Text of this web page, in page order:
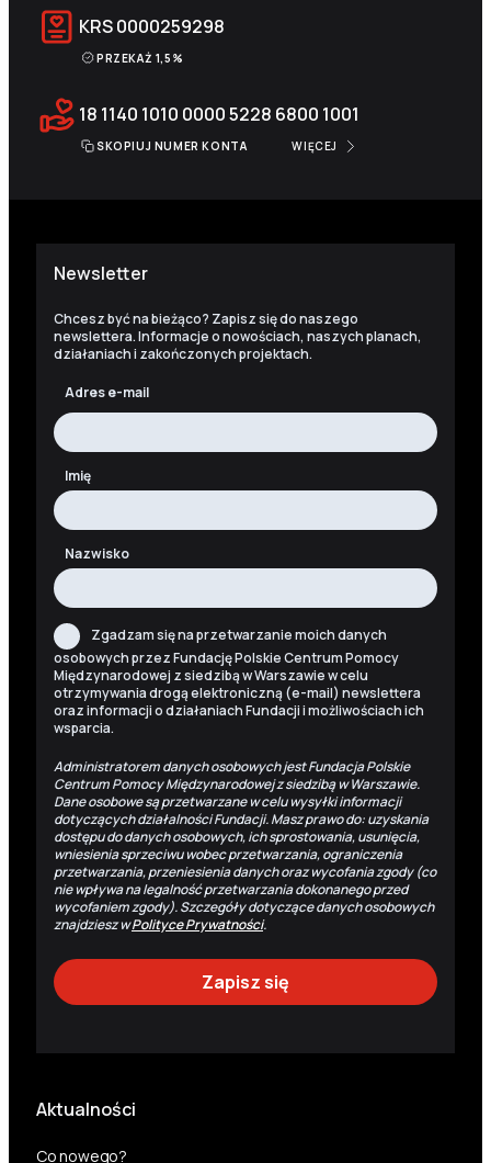
KRS0000259298
PRZEKAŻ 1,5%
18 1140 1010 0000 5228 6800 1001
SKOPIUJ NUMER KONTA WIĘCEJ
Newsletter
Chcesz być na bieżąco? Zapisz się do naszego
newslettera. Informacje o nowościach, naszych planach,
działaniach i zakończonych projektach.
Adres e-mail
Imię
Nazwisko
Zgadzam się na przetwarzanie moich danych
osobowych przez Fundację Polskie Centrum Pomocy
Międzynarodowej z siedzibą w Warszawie w celu
otrzymywania drogą elektroniczną (e-mail) newslettera
oraz informacji o działaniach Fundacji i możliwościach ich
wsparcia.
Administratorem danych osobowych jest Fundacja Polskie
Centrum Pomocy Międzynarodowej z siedzibą w Warszawie.
Dane osobowe są przetwarzane w celu wysyłki informacji
dotyczących działalności Fundacji. Masz prawo do: uzyskania
dostępu do danych osobowych, ich sprostowania, usunięcia,
wniesienia sprzeciwu wobec przetwarzania, ograniczenia
przetwarzania, przeniesienia danych oraz wycofania zgody (co
nie wpływa na legalność przetwarzania dokonanego przed
wycofaniem zgody). Szczegóły dotyczące danych osobowych
znajdziesz wPolityce Prywatności.
Aktualności
Co nowego?